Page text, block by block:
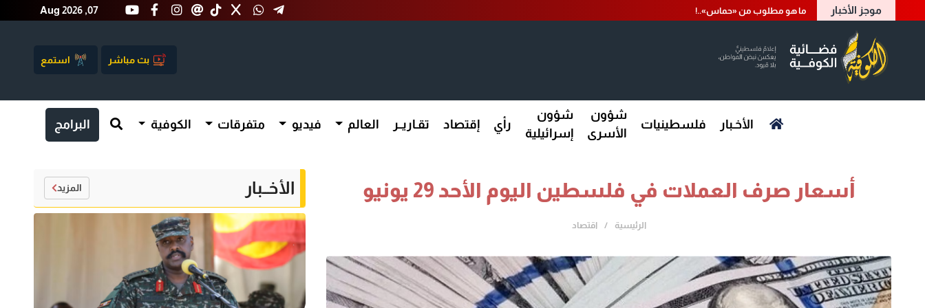
موجز الأخبار ما هو مطلوب من «حماس»..! Aug 2026 ,07
بث مباشر استمع
الأخـبار فلسطينيات
شؤون
الأسرى
شؤون
إسرائيلية
رأي إقتصاد تقـاريــر العالم فيديو متفرقات الكوفية البرامج
أسعار صرف العملات في فلسطين اليوم الأحد 29 يونيو
الرئيسية اقتصاد
الأخــبار المزيد